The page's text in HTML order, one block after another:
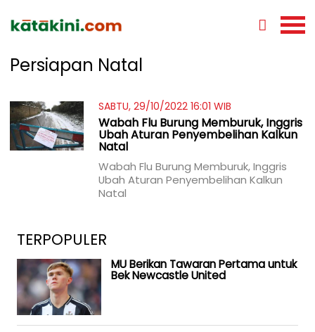
Persiapan Natal
SABTU, 29/10/2022 16:01 WIB
Wabah Flu Burung Memburuk, Inggris
Ubah Aturan Penyembelihan Kalkun
Natal
Wabah Flu Burung Memburuk, Inggris
Ubah Aturan Penyembelihan Kalkun
Natal
TERPOPULER
MU Berikan Tawaran Pertama untuk
Bek Newcastle United